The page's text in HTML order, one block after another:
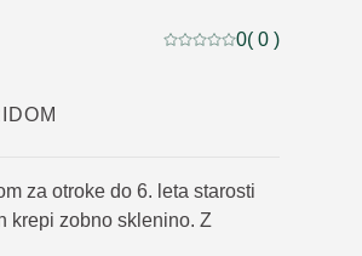
Trenutna ocena: 0 od
0( 0 )
za otroke do 6. leta starosti
krepi zobno sklenino. Z